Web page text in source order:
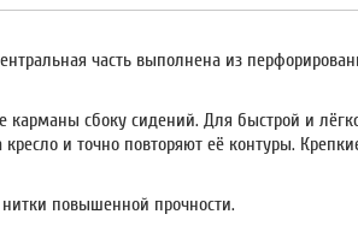
часть выполнена из
сбоку сидений. Для быстрой и
и точно повторяют её контуры.
повышенной прочности.